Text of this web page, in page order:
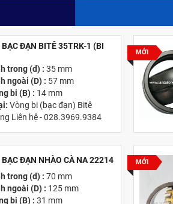
BẠC ĐẠN BITÊ 35TRK-1 (BI
trong (d) : 35 mm
ngoài (D) : 57 mm
bi (B) : 14 mm
Vòng bi (bạc đạn) Bitê
Liên hệ - 028.3969.9384
BẠC ĐẠN NHÀO CÀ NA 22214
trong (d) : 70 mm
ngoài (D) : 125 mm
bi (B) : 31 mm
MỚI
MỚI